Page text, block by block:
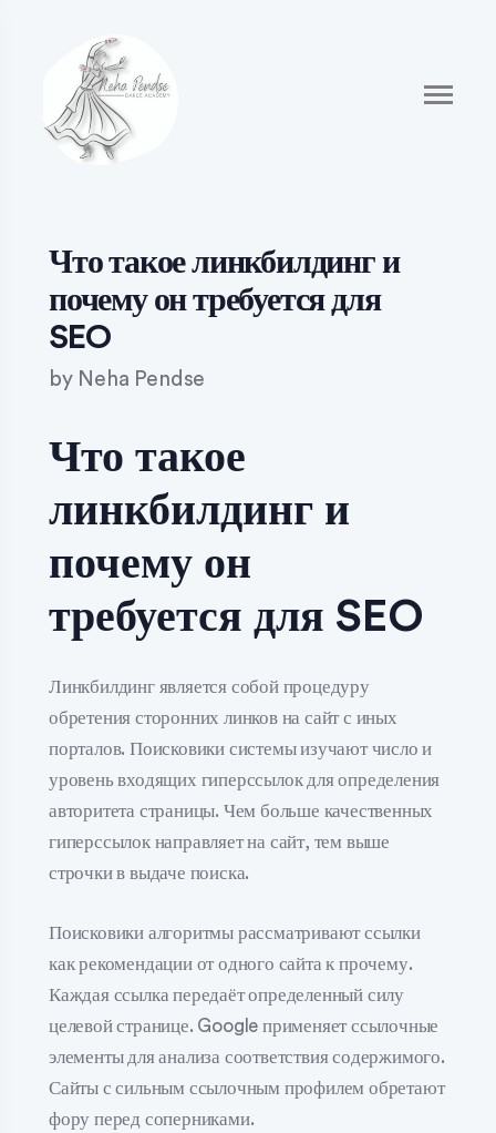
Что такое линкбилдинг и
почему он требуется для
SEO
by Neha Pendse
Что такое
линкбилдинг и
почему он
требуется для SEO
Линкбилдинг является собой процедуру
обретения сторонних линков на сайт с иных
порталов. Поисковики системы изучают число и
уровень входящих гиперссылок для определения
авторитета страницы. Чем больше качественных
гиперссылок направляет на сайт, тем выше
строчки в выдаче поиска.
Поисковики алгоритмы рассматривают ссылки
как рекомендации от одного сайта к прочему.
Каждая ссылка передаёт определенный силу
целевой странице. Google применяет ссылочные
элементы для анализа соответствия содержимого.
Сайты с сильным ссылочным профилем обретают
фору перед соперниками.